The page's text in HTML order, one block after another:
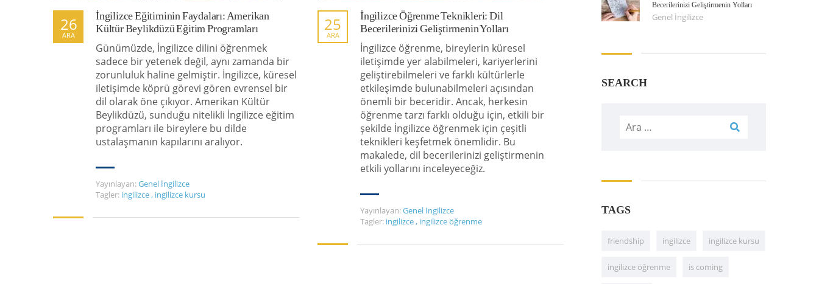
İngilizce Eğitiminin Faydaları: Amerikan
Kültür Beylikdüzü Eğitim Programları
26
ARA
Günümüzde, İngilizce dilini öğrenmek
sadece bir yetenek değil, aynı zamanda bir
zorunluluk haline gelmiştir. İngilizce, küresel
iletişimde köprü görevi gören evrensel bir
dil olarak öne çıkıyor. Amerikan Kültür
Beylikdüzü, sunduğu nitelikli İngilizce eğitim
programları ile bireylere bu dilde
ustalaşmanın kapılarını aralıyor.
Yayınlayan:Genel İngilizce
Tagler: ingilizce, ingilizce kursu
İngilizce Öğrenme Teknikleri: Dil
Becerilerinizi Geliştirmenin Yolları
25
ARA
İngilizce öğrenme, bireylerin küresel
iletişimde yer alabilmeleri, kariyerlerini
geliştirebilmeleri ve farklı kültürlerle
etkileşimde bulunabilmeleri açısından
önemli bir beceridir. Ancak, herkesin
öğrenme tarzı farklı olduğu için, etkili bir
şekilde İngilizce öğrenmek için çeşitli
teknikleri keşfetmek önemlidir. Bu
makalede, dil becerilerinizi geliştirmenin
etkili yollarını inceleyeceğiz.
Yayınlayan:Genel İngilizce
Tagler: ingilizce, ingilizce öğrenme
Becerilerinizi Geliştirmenin Yolları
Genel İngilizce
SEARCH
TAGS
friendship ingilizce ingilizce kursu
ingilizce öğrenme is coming